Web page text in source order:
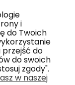
z nowościami
i
do Twoich
przejść do
do swoich
zgody".
w naszej